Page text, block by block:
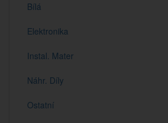
Bílá
Elektronika
Instal. Mater
Náhr. Díly
Ostatní